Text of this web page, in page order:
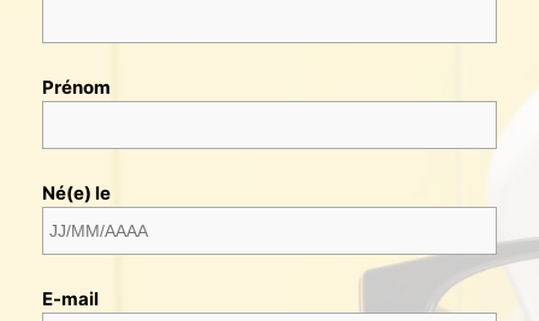
Prénom
Né(e) le
E-mail